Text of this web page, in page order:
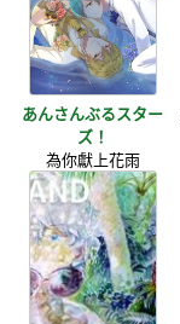
あんさんぶるスター
ズ！
為你獻上花雨